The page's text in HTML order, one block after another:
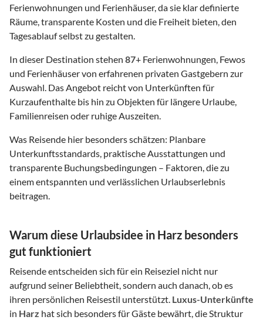
Ferienwohnungen und Ferienhäuser, da sie klar definierte
Räume, transparente Kosten und die Freiheit bieten, den
Tagesablauf selbst zu gestalten.
In dieser Destination stehen 87+ Ferienwohnungen, Fewos
und Ferienhäuser von erfahrenen privaten Gastgebern zur
Auswahl. Das Angebot reicht von Unterkünften für
Kurzaufenthalte bis hin zu Objekten für längere Urlaube,
Familienreisen oder ruhige Auszeiten.
Was Reisende hier besonders schätzen: Planbare
Unterkunftsstandards, praktische Ausstattungen und
transparente Buchungsbedingungen – Faktoren, die zu
einem entspannten und verlässlichen Urlaubserlebnis
beitragen.
Warum diese Urlaubsidee in Harz besonders
gut funktioniert
Reisende entscheiden sich für ein Reiseziel nicht nur
aufgrund seiner Beliebtheit, sondern auch danach, ob es
ihren persönlichen Reisestil unterstützt. Luxus-Unterkünfte
in Harz hat sich besonders für Gäste bewährt, die Struktur